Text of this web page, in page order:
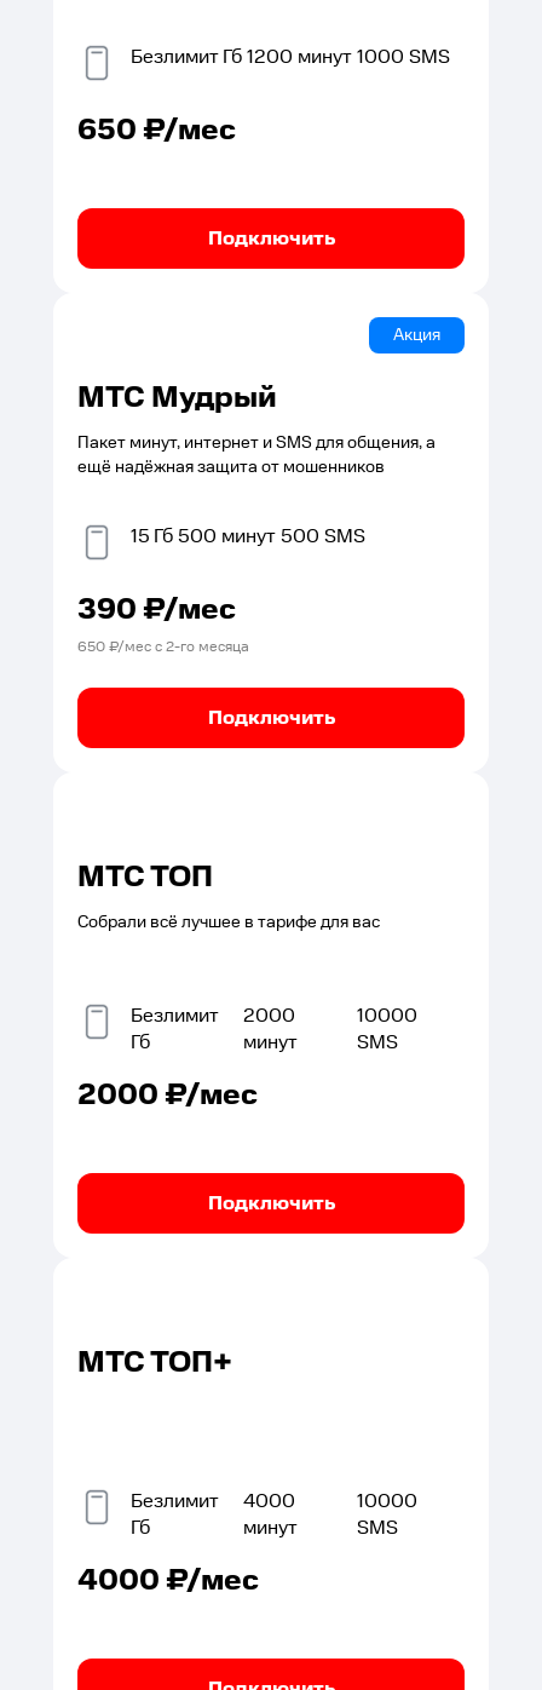
БезлимитГб1200 минут1000 SMS
650₽/мес
Подключить
Акция
МТС Мудрый
Пакет минут, интернет и SMS для общения, а
ещё надёжная защита от мошенников
15 Гб500 минут500 SMS
390₽/мес
650₽/мес с2-го месяца
Подключить
МТС ТОП
Собрали всё лучшее в тарифе для вас
Безлимит
Гб
2000
минут
10000
SMS
2000₽/мес
Подключить
МТС ТОП+
Безлимит
Гб
4000
минут
10000
SMS
4000₽/мес